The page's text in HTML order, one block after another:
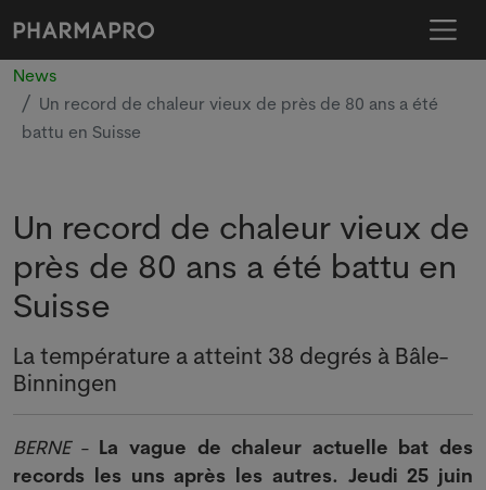
News
Un record de chaleur vieux de près de 80 ans a été
battu en Suisse
Un record de chaleur vieux de
près de 80 ans a été battu en
Suisse
La température a atteint 38 degrés à Bâle-
Binningen
BERNE- La vague de chaleur actuelle bat des
records les uns après les autres. Jeudi 25 juin